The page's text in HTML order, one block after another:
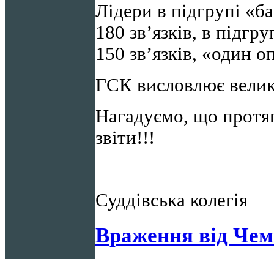
Лідери в підгрупі
180 зв’язків, в
150 зв’язків, «один
ГСК висловлює
Нагадуємо, що
звіти!!!
Суддівська колегія
Враження від